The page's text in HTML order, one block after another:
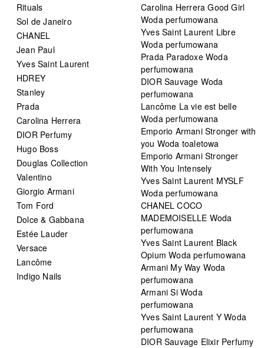
Rituals
Sol de Janeiro
CHANEL
Jean Paul
Yves Saint Laurent
HDREY
Stanley
Prada
Carolina Herrera
DIOR Perfumy
Hugo Boss
Douglas Collection
Valentino
Giorgio Armani
Tom Ford
Dolce & Gabbana
Estée Lauder
Versace
Lancôme
Indigo Nails
Carolina Herrera Good Girl
Woda perfumowana
Yves Saint Laurent Libre
Woda perfumowana
Prada Paradoxe Woda
perfumowana
DIOR Sauvage Woda
perfumowana
Lancôme La vie est belle
Woda perfumowana
Emporio Armani Stronger with
you Woda toaletowa
Emporio Armani Stronger
With You Intensely
Yves Saint Laurent MYSLF
Woda perfumowana
CHANEL COCO
MADEMOISELLE Woda
perfumowana
Yves Saint Laurent Black
Opium Woda perfumowana
Armani My Way Woda
perfumowana
Armani Si Woda
perfumowana
Yves Saint Laurent Y Woda
perfumowana
DIOR Sauvage Elixir Perfumy